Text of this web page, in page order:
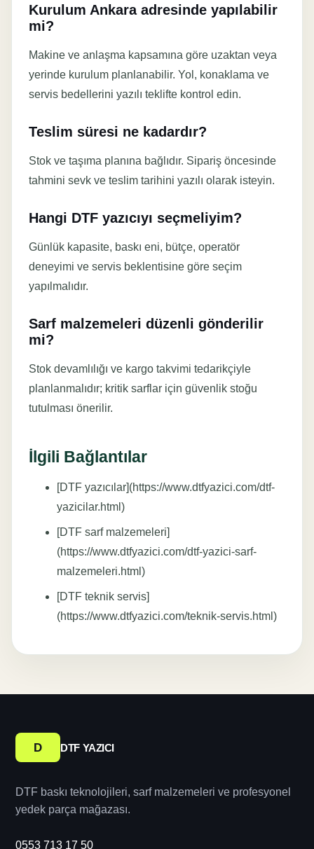
Kurulum Ankara adresinde yapılabilir
mi?
Makine ve anlaşma kapsamına göre uzaktan veya
yerinde kurulum planlanabilir. Yol, konaklama ve
servis bedellerini yazılı teklifte kontrol edin.
Teslim süresi ne kadardır?
Stok ve taşıma planına bağlıdır. Sipariş öncesinde
tahmini sevk ve teslim tarihini yazılı olarak isteyin.
Hangi DTF yazıcıyı seçmeliyim?
Günlük kapasite, baskı eni, bütçe, operatör
deneyimi ve servis beklentisine göre seçim
yapılmalıdır.
Sarf malzemeleri düzenli gönderilir
mi?
Stok devamlılığı ve kargo takvimi tedarikçiyle
planlanmalıdır; kritik sarflar için güvenlik stoğu
tutulması önerilir.
İlgili Bağlantılar
[DTF yazıcılar](https://www.dtfyazici.com/dtf-
yazicilar.html)
[DTF sarf malzemeleri]
(https://www.dtfyazici.com/dtf-yazici-sarf-
malzemeleri.html)
[DTF teknik servis]
(https://www.dtfyazici.com/teknik-servis.html)
D DTF YAZICI
DTF baskı teknolojileri, sarf malzemeleri ve profesyonel
yedek parça mağazası.
0553 713 17 50